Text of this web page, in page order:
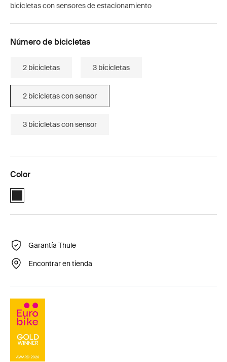
bicicletas con sensores de estacionamiento
Número de bicicletas
2 bicicletas 3 bicicletas
2 bicicletas con sensor
3 bicicletas con sensor
Color
Black (selected)
Garantía Thule
Encontrar en tienda